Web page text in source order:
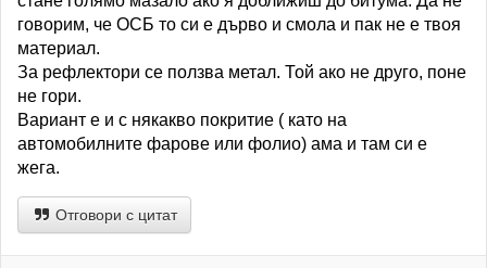
говорим, че ОСБ то си е дърво и смола и пак не е твоя
материал.
За рефлектори се ползва метал. Той ако не друго, поне
не гори.
Вариант е и с някакво покритие ( като на
автомобилните фарове или фолио) ама и там си е
жега.
Отговори с цитат